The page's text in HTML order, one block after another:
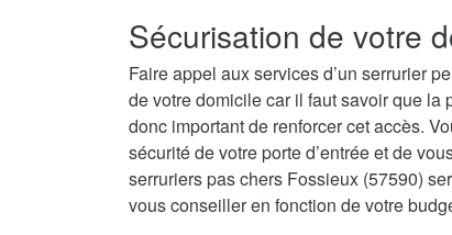
Sécurisation de votre
Faire appel aux services d’un serrurier
de votre domicile car il faut savoir que la
donc important de renforcer cet accès.
sécurité de votre porte d’entrée et de
serruriers pas chers Fossieux (57590)
vous conseiller en fonction de votre